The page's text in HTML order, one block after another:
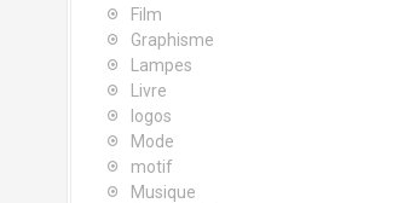
Film
Graphisme
Lampes
Livre
logos
Mode
motif
Musique